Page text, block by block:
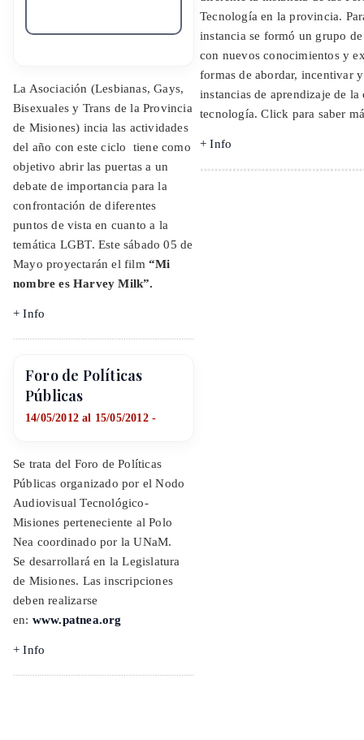
La Asociación (Lesbianas, Gays,
Bisexuales y Trans de la Provincia
de Misiones) incia las actividades
del año con este ciclo tiene como
objetivo abrir las puertas a un
debate de importancia para la
confrontación de diferentes
puntos de vista en cuanto a la
temática LGBT. Este sábado 05 de
Mayo proyectarán el film “Mi
nombre es Harvey Milk”.
+ Info
Foro de Políticas
Públicas
14/05/2012 al 15/05/2012 -
Se trata del Foro de Políticas
Públicas organizado por el Nodo
Audiovisual Tecnológico-
Misiones perteneciente al Polo
Nea coordinado por la UNaM.
Se desarrollará en la Legislatura
de Misiones. Las inscripciones
deben realizarse
en: www.patnea.org
+ Info
Tecnología en la provincia.
instancia se formó un grupo
con nuevos conocimientos y
formas de abordar, incentivar
instancias de aprendizaje de
tecnología. Click para saber
+ Info